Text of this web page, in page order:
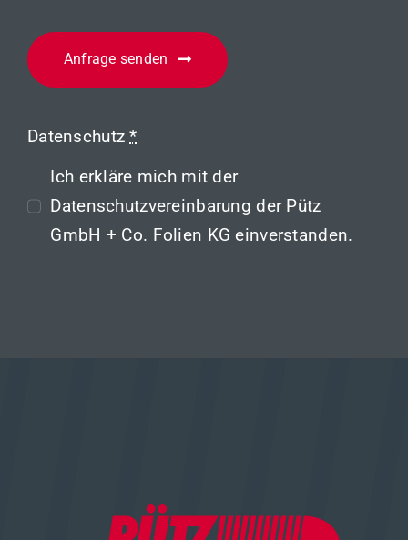
Anfrage senden
Datenschutz*
Ich erkläre mich mit der
Datenschutzvereinbarung der Pütz
GmbH + Co. Folien KG einverstanden.